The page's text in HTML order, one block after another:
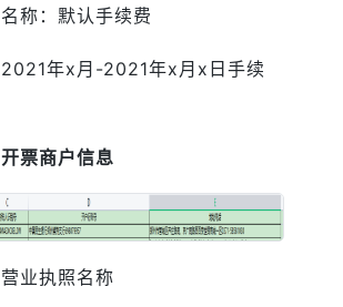
称：默认手续费
年x月-2021年x月x日手续
票商户信息
业执照名称